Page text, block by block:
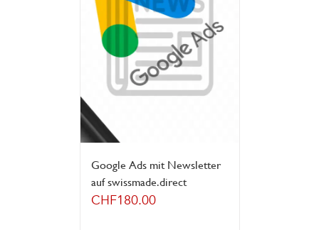
Google Ads mit Newsletter
auf swissmade.direct
CHF180.00